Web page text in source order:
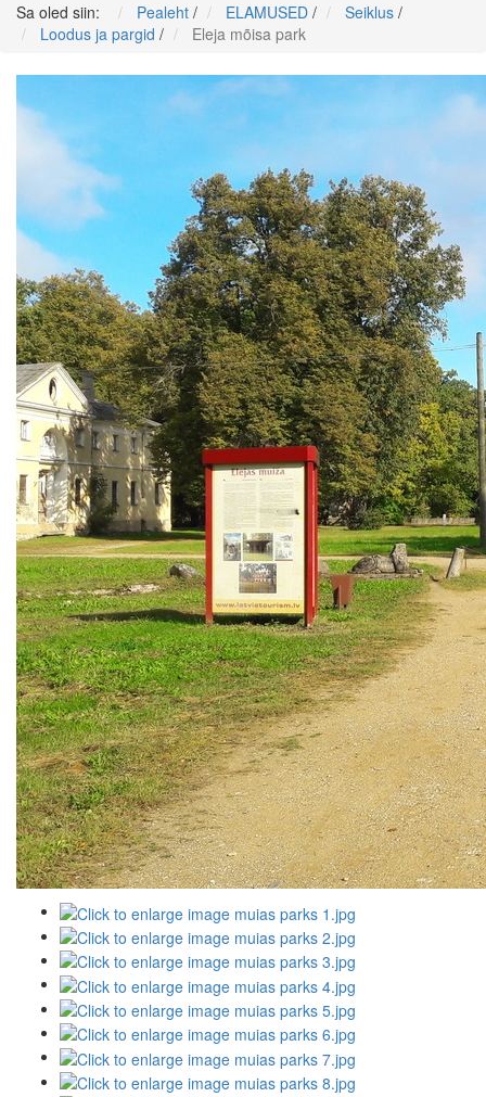
Sa oled siin:
Pealeht / ELAMUSED / Seiklus /
Loodus ja pargid / Eleja mõisa park